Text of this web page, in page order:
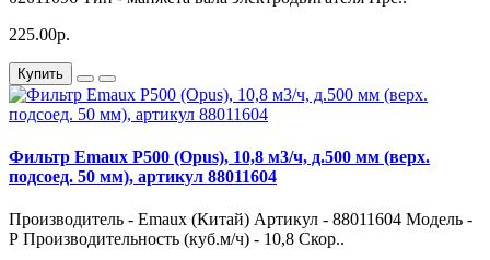
225.00р.
Купить
Фильтр Emaux P500 (Opus), 10,8 м3/ч, д.500 мм (верх.
подсоед. 50 мм), артикул 88011604
Производитель - Emaux (Китай) Артикул - 88011604 Модель -
Р Производительность (куб.м/ч) - 10,8 Скор..